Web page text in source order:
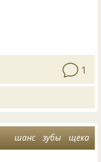
1
шанс зубы щека